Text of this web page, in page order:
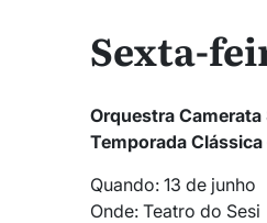
Sexta-
Orquestra Camerata
Temporada
Quando: 13 de junho
Onde: Teatro do Sesi